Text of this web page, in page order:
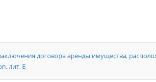
договора аренды имущества,
лит. Е